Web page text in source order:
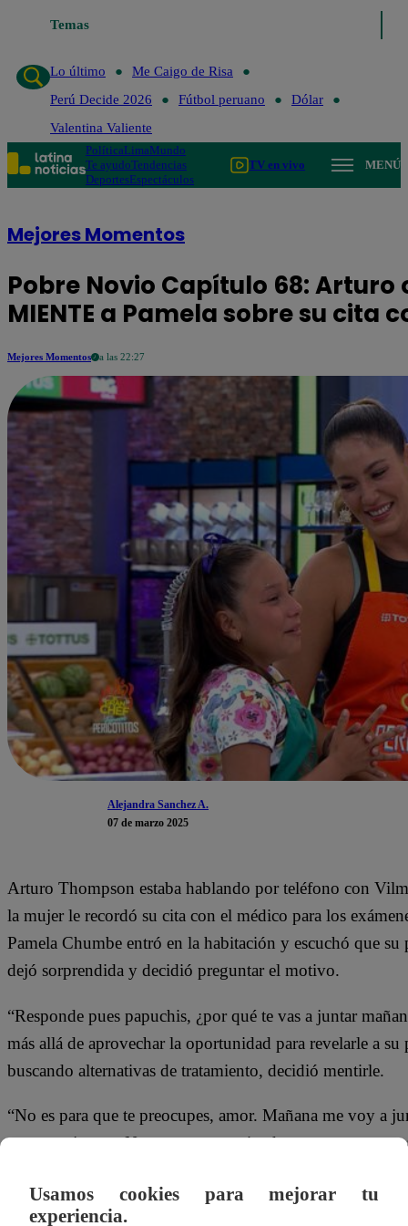
Temas
de Risa Perú Decide 2026
Lo último
Me Caigo de Risa
Perú Decide 2026
Fútbol peruano
Dólar
Valentina Valiente
PolíticaLimaMundo
Te ayudoTendencias
DeportesEspectáculos
TV en vivo MENÚ
Mejores Momentos
Pobre Novio Capítulo 68:
MIENTE a Pamela sobre su cita
Mejores Momentos a las 22:27
Alejandra Sanchez A.
07 de marzo 2025
Arturo Thompson estaba hablando por teléfono con
la mujer le recordó su cita con el médico para los
Pamela Chumbe entró en la habitación y escuchó que
dejó sorprendida y decidió preguntar el motivo.
“Responde pues papuchis, ¿por qué te vas a juntar
más allá de aprovechar la oportunidad para revelarle a
buscando alternativas de tratamiento, decidió mentirle.
“No es para que te preocupes, amor. Mañana me voy a
proyecto juntos. Nos estamos asociando porque vamos a
Pero Pamela parecía no creerle: “¿Socios? ¿Para una
Usamos cookies para mejorar tu
experiencia.